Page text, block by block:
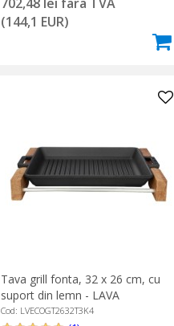
(144,1 EUR)
Tava grill fonta, 32 x 26 cm, cu
suport din lemn - LAVA
Cod: LVECOGT2632T3K4